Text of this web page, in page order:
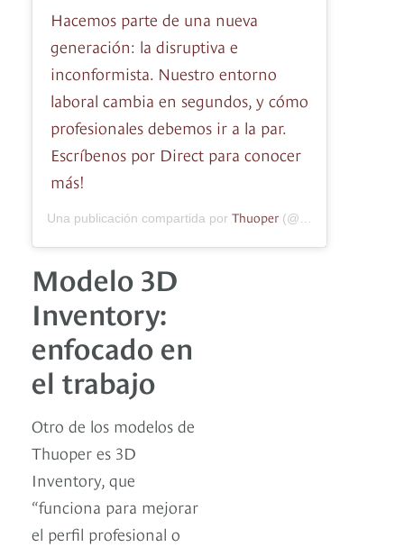
Hacemos parte de una nueva
generación: la disruptiva e
inconformista. Nuestro entorno
laboral cambia en segundos, y cómo
profesionales debemos ir a la par.
Escríbenos por Direct para conocer
más!
Una publicación compartida por Thuoper (@thuoper.latam) el
Modelo 3D
Inventory:
enfocado en
el trabajo
Otro de los modelos de
Thuoper es 3D
Inventory, que
“funciona para mejorar
el perfil profesional o